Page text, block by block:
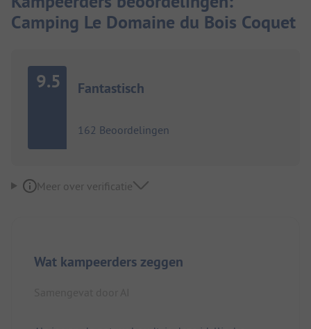
Camping Le Domaine du Bois Coquet
9.5 Fantastisch
162 Beoordelingen
Meer over verificatie
Wat kampeerders zeggen